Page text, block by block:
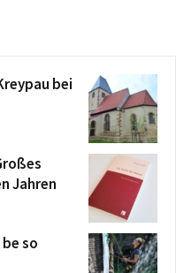
bei
Jahren
so